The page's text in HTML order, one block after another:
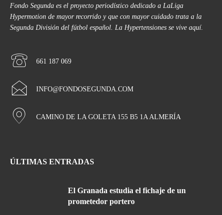
Fondo Segunda es el proyecto periodístico dedicado a LaLiga
Hypermotion de mayor recorrido y que con mayor cuidado trata a la
Segunda División del fútbol español. La Hypertensiones se vive aquí.
661 187 069
INFO@FONDOSEGUNDA.COM
CAMINO DE LA GOLETA 155 B5 1A ALMERÍA
ÚLTIMAS ENTRADAS
El Granada estudia el fichaje de un
prometedor portero